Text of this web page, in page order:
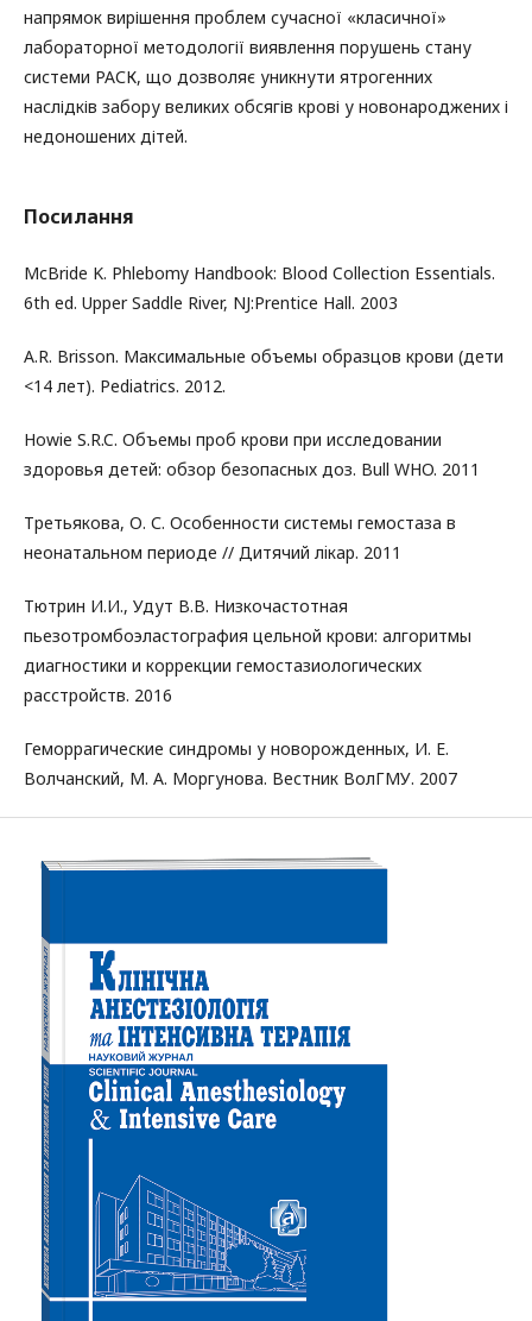
напрямок вирішення проблем сучасної «класичної»
лабораторної методології виявлення порушень стану
системи РАСК, що дозволяє уникнути ятрогенних
наслідків забору великих обсягів крові у новонароджених і
недоношених дітей.
Посилання
McBride K. Phlebomy Handbook: Blood Collection Essentials.
6th ed. Upper Saddle River, NJ:Prentice Hall. 2003
A.R. Brisson. Максимальные объемы образцов крови (дети
<14 лет). Pediatrics. 2012.
Howie S.R.C. Объемы проб крови при исследовании
здоровья детей: обзор безопасных доз. Bull WHO. 2011
Третьякова, О. С. Особенности системы гемостаза в
неонатальном периоде // Дитячий лiкар. 2011
Тютрин И.И., Удут В.В. Низкочастотная
пьезотромбоэластография цельной крови: алгоритмы
диагностики и коррекции гемостазиологических
расстройств. 2016
Геморрагические синдромы у новорожденных, И. Е.
Волчанский, М. А. Моргунова. Вестник ВолГМУ. 2007